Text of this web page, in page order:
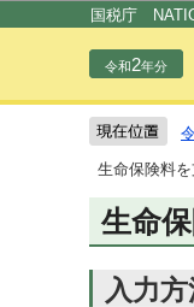
国税庁
令和2年分
生命保険料
生命
入力